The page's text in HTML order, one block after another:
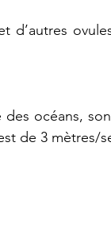
d’autres
océans,
de 3 mètres/